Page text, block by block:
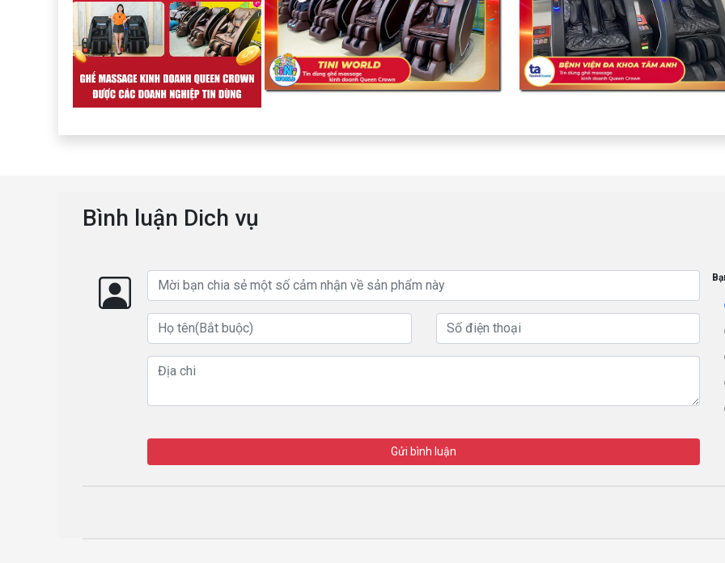
Bình luận Dich vụ
Gửi bình luận